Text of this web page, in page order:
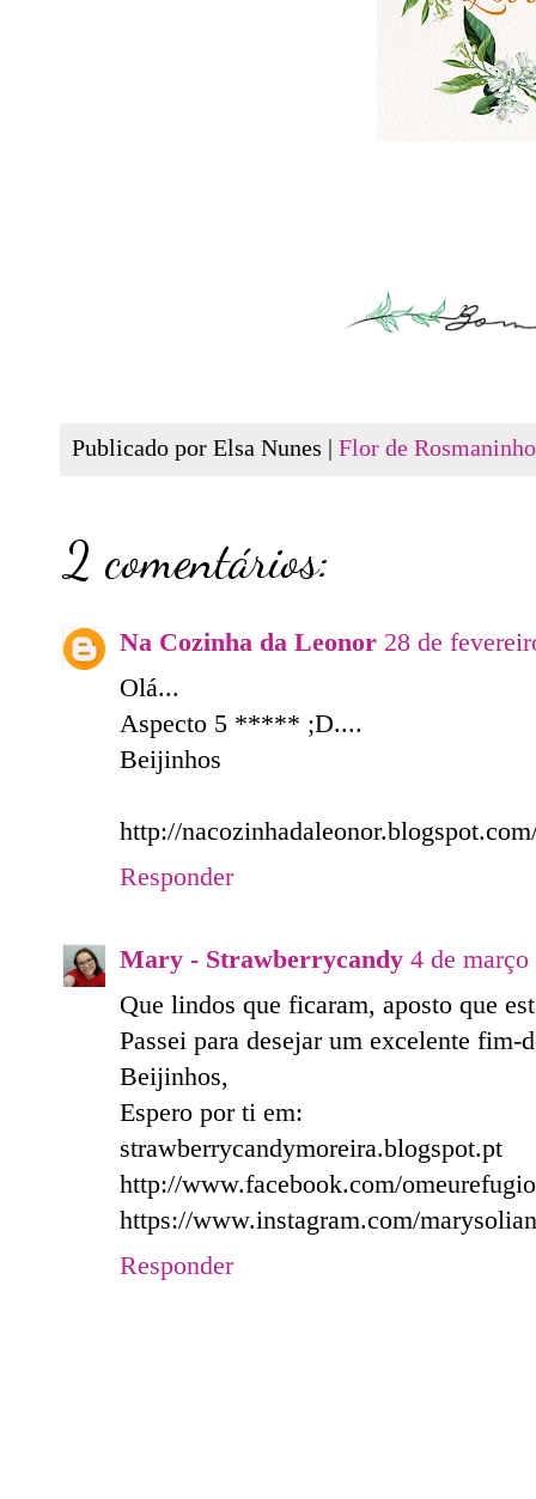
Publicado por Elsa Nunes | Flor de
2 comentários:
Na Cozinha da Leonor 28 de
Olá...
Aspecto 5 ***** ;D....
Beijinhos
http://
Responder
Mary - Strawberrycandy 4 de
Que lindos que ficaram, aposto que
Passei para desejar um excelente fim-
Beijinhos,
Espero por ti em:
strawberrycandymoreira.blogspot.pt
http://www.facebook.com/
https://www.instagram.com/
Responder